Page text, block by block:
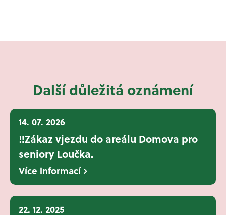
Další důležitá oznámení
14. 07. 2026
‼️Zákaz vjezdu do areálu Domova pro
seniory Loučka.
Více informací
22. 12. 2025